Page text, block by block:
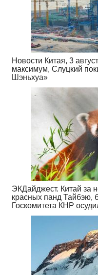
Новости Китая, 3
максимум, Слуцкий
Шэньхуа»
ЭКДайджест. Китай за
красных панд Тайбэю,
Госкомитета КНР